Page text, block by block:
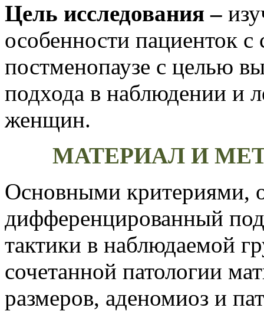
Цель исследования –
особенности пациенток с
постменопаузе с целью
подхода в наблюдении и
женщин.
МАТЕРИАЛ И
Основными критериями,
дифференцированный
тактики в наблюдаемой
сочетанной патологии
размеров, аденомиоз и